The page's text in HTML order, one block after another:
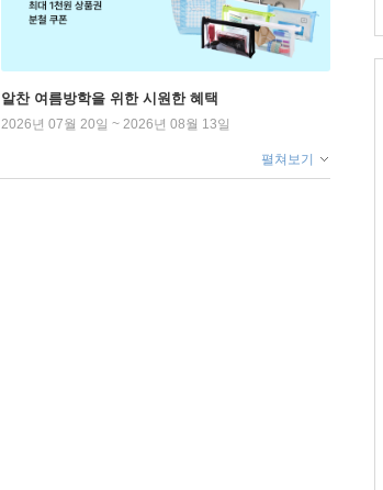
알찬 여름방학을 위한 시원한 혜택
2026년 07월 20일 ~ 2026년 08월 13일
펼쳐보기